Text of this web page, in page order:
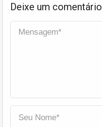
Deixe um comentário